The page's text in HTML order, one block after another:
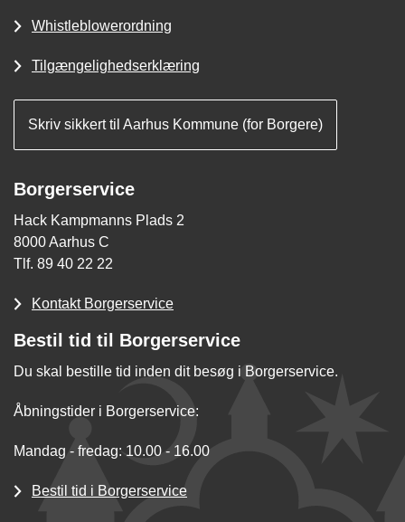
Whistleblowerordning
Tilgængelighedserklæring
Skriv sikkert til Aarhus Kommune (for Borgere)
Borgerservice
Hack Kampmanns Plads 2
8000 Aarhus C
Tlf. 89 40 22 22
Kontakt Borgerservice
Bestil tid til Borgerservice
Du skal bestille tid inden dit besøg i Borgerservice.
Åbningstider i Borgerservice:
Mandag - fredag: 10.00 - 16.00
Bestil tid i Borgerservice